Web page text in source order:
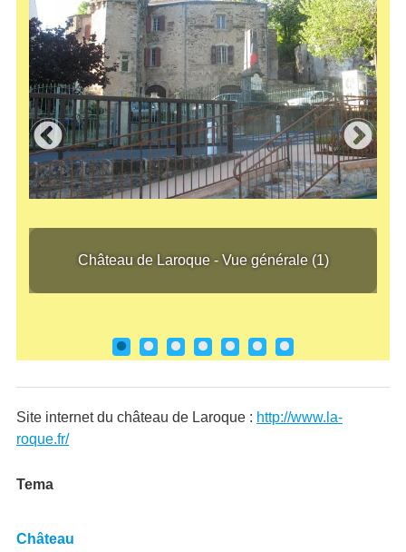
Château de Laroque - Vue générale (1)
Château de Laroque - Vue générale (1)
Site internet du château de Laroque : http://www.la-
roque.fr/
Tema
Château